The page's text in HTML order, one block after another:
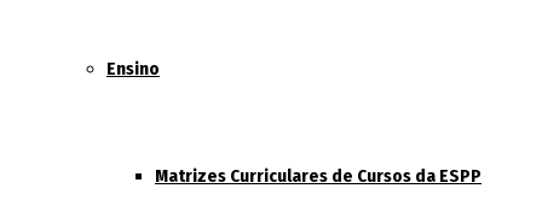
Ensino
Matrizes Curriculares de Cursos da ESPP